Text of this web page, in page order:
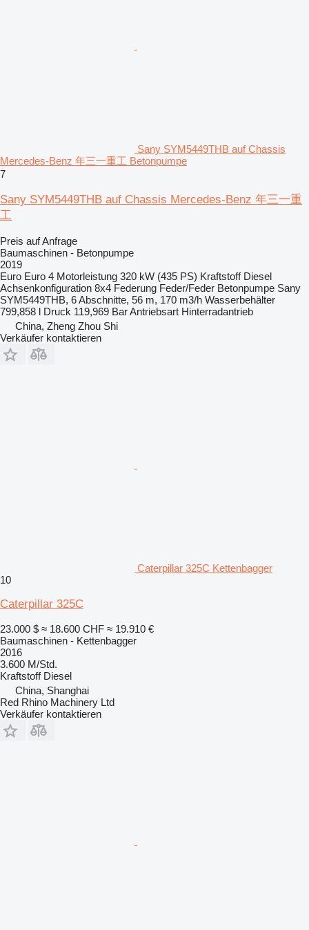
Sany SYM5449THB auf Chassis
Mercedes-Benz 年三一重工 Betonpumpe
7
Sany SYM5449THB auf Chassis Mercedes-Benz 年三一重
工
Preis auf Anfrage
Baumaschinen - Betonpumpe
2019
Euro Euro 4 Motorleistung 320 kW (435 PS) Kraftstoff Diesel
Achsenkonfiguration 8x4 Federung Feder/Feder Betonpumpe Sany
SYM5449THB, 6 Abschnitte, 56 m, 170 m3/h Wasserbehälter
799,858 l Druck 119,969 BarAntriebsart Hinterradantrieb
China, Zheng Zhou Shi
Verkäufer kontaktieren
Caterpillar 325C Kettenbagger
10
Caterpillar 325C
23.000 $ ≈ 18.600 CHF ≈ 19.910 €
Baumaschinen - Kettenbagger
2016
3.600 M/Std.
Kraftstoff Diesel
China, Shanghai
Red Rhino Machinery Ltd
Verkäufer kontaktieren